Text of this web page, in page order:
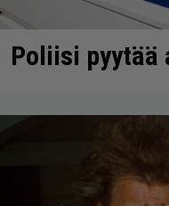
Poliisi pyytää